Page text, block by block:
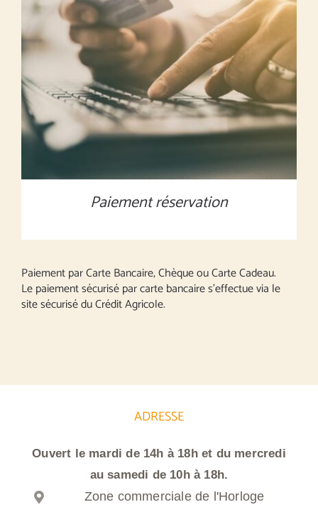
MONTANT À DÉFINIR DÉTAILS
Paiement réservation
Paiement par Carte Bancaire, Chèque ou Carte Cadeau.
Le paiement sécurisé par carte bancaire s’effectue via le
site sécurisé du Crédit Agricole.
ADRESSE
Ouvert le mardi de 14h à 18h et du mercredi
au samedi de 10h à 18h.
Zone commerciale de l'Horloge